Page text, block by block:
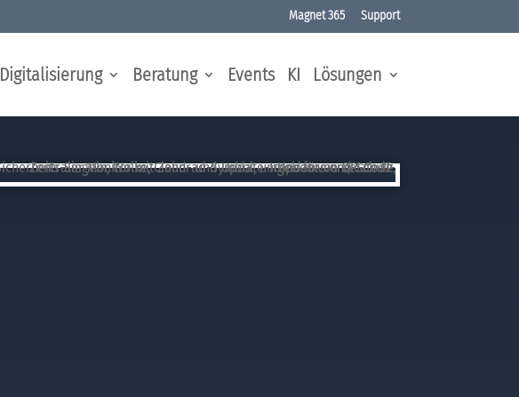
Magnet 365 Support
Digitalisierung Beratung Events KI Lösungen